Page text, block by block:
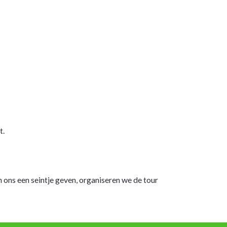
een seintje geven, organiseren we de tour